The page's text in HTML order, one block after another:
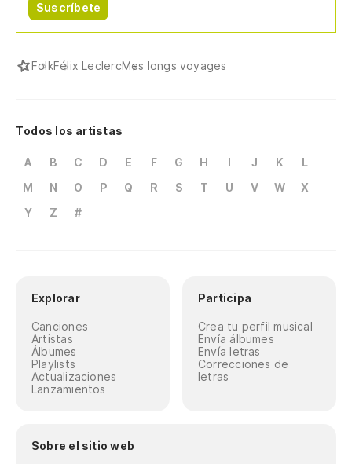
Suscríbete
FolkFélix LeclercMes longs voyages
Todos los artistas
A B C D E F G H I J K
L
M
N O P Q R S T U V W
X
Y
Z #
Explorar
Canciones
Artistas
Álbumes
Playlists
Actualizaciones
Lanzamientos
Participa
Crea tu perfil musical
Envía álbumes
Envía letras
Correcciones de
letras
Sobre el sitio web